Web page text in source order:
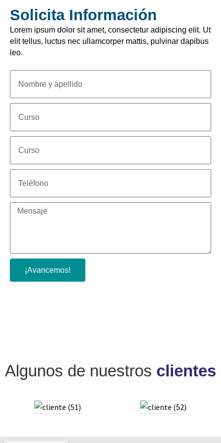
Solicita Información
Lorem ipsum dolor sit amet, consectetur adipiscing elit. Ut
elit tellus, luctus nec ullamcorper mattis, pulvinar dapibus
leo.
¡Avancemos!
Algunos de nuestros clientes